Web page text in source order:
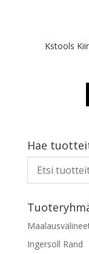
Kstools
Hae
Ingersoll Rand